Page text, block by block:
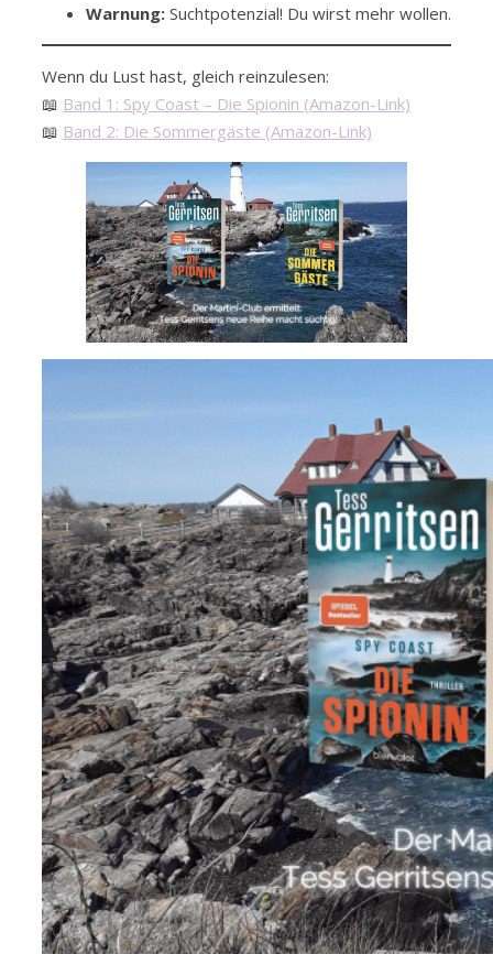
Warnung: Suchtpotenzial! Du wirst mehr wollen.
Wenn du Lust hast, gleich reinzulesen:
📖 Band 1: Spy Coast – Die Spionin (Amazon-Link)
📖 Band 2: Die Sommergäste (Amazon-Link)